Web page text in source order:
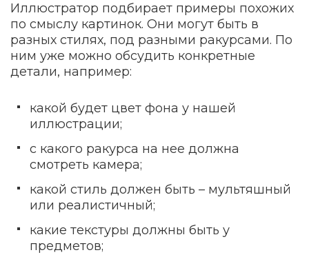
Иллюстратор подбирает примеры похожих
по смыслу картинок. Они могут быть в
разных стилях, под разными ракурсами. По
ним уже можно обсудить конкретные
детали, например:
какой будет цвет фона у нашей
иллюстрации;
с какого ракурса на нее должна
смотреть камера;
какой стиль должен быть – мультяшный
или реалистичный;
какие текстуры должны быть у
предметов;